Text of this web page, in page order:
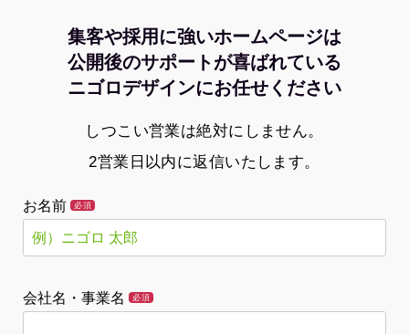
集客や採用に強いホームページは
公開後のサポートが喜ばれている
ニゴロデザインにお任せください
しつこい営業は絶対にしません。
2営業日以内に返信いたします。
お名前 必須
会社名・事業名 必須